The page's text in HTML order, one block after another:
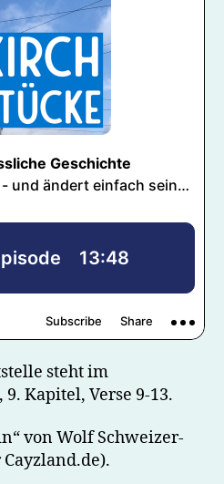
steht im
Kapitel, Verse 9-13.
von Wolf Schweizer-